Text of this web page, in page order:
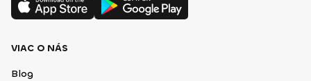
VIAC O NÁS
Blog